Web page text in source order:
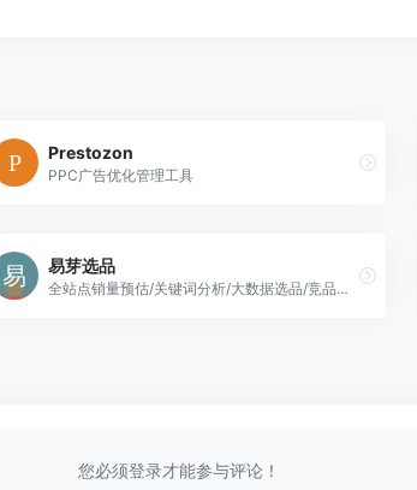
Prestozon
PPC广告优化管理工具
易芽选品
全站点销量预估/关键词分析/大数据选品/竞品追踪/市场分析/类目分析
您必须登录才能参与评论！